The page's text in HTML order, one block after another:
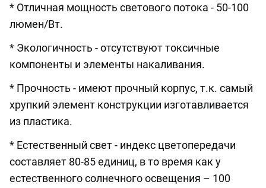
* Отличная мощность светового потока - 50-100
люмен/Вт.
* Экологичность - отсутствуют токсичные
компоненты и элементы накаливания.
* Прочность - имеют прочный корпус, т.к. самый
хрупкий элемент конструкции изготавливается
из пластика.
* Естественный свет - индекс цветопередачи
составляет 80-85 единиц, в то время как у
естественного солнечного освещения – 100